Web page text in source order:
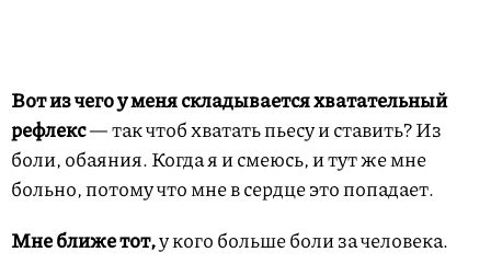
Вот из чего у меня складывается хватательный
рефлекс— так чтоб хватать пьесу и ставить? Из
боли, обаяния. Когда я и смеюсь, и тут же мне
больно, потому что мне в сердце это попадает.
Мне ближе тот,у кого больше боли за человека.